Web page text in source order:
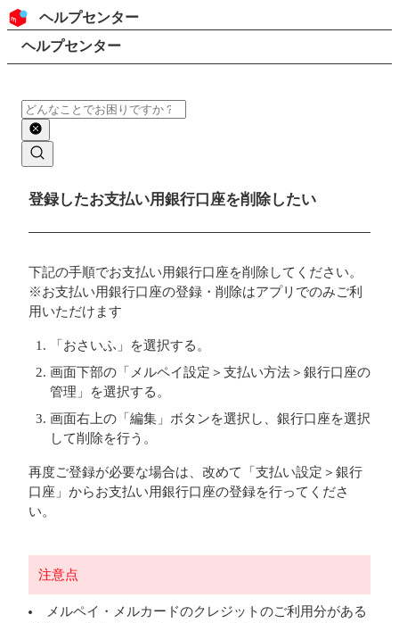
コンテンツにスキップ
ヘッダー
ヘルプセンター
検索
パンくずリスト
ヘルプセンター
検索
メインコンテンツ
登録したお支払い用銀行口座を削除したい
下記の手順でお支払い用銀行口座を削除してください。
※お支払い用銀行口座の登録・削除はアプリでのみご利
用いただけます
「おさいふ」を選択する。
画面下部の「メルペイ設定＞支払い方法＞銀行口座の
管理」を選択する。
画面右上の「編集」ボタンを選択し、銀行口座を選択
して削除を行う。
再度ご登録が必要な場合は、改めて「支払い設定＞銀行
口座」からお支払い用銀行口座の登録を行ってくださ
い。
注意点
メルペイ・メルカードのクレジットのご利用分がある